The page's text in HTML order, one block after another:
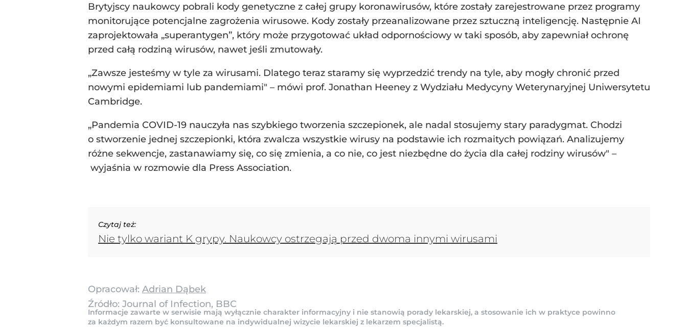
Brytyjscy naukowcy pobrali kody genetyczne z całej grupy koronawirusów, które zostały zarejestrowane przez programy
monitorujące potencjalne zagrożenia wirusowe. Kody zostały przeanalizowane przez sztuczną inteligencję. Następnie AI
zaprojektowała „superantygen”, który może przygotować układ odpornościowy w taki sposób, aby zapewniał ochronę
przed całą rodziną wirusów, nawet jeśli zmutowały.
„Zawsze jesteśmy w tyle za wirusami. Dlatego teraz staramy się wyprzedzić trendy na tyle, aby mogły chronić przed
nowymi epidemiami lub pandemiami" – mówi prof. Jonathan Heeney z Wydziału Medycyny Weterynaryjnej Uniwersytetu
Cambridge.
„Pandemia COVID-19 nauczyła nas szybkiego tworzenia szczepionek, ale nadal stosujemy stary paradygmat. Chodzi
o stworzenie jednej szczepionki, która zwalcza wszystkie wirusy na podstawie ich rozmaitych powiązań. Analizujemy
różne sekwencje, zastanawiamy się, co się zmienia, a co nie, co jest niezbędne do życia dla całej rodziny wirusów" –
wyjaśnia w rozmowie dla Press Association.
Czytaj też:
Nie tylko wariant K grypy. Naukowcy ostrzegają przed dwoma innymi wirusami
Opracował: Adrian Dąbek
Źródło: Journal of Infection, BBC
Informacje zawarte w serwisie mają wyłącznie charakter informacyjny i nie stanowią porady lekarskiej, a stosowanie ich w praktyce powinno
za każdym razem być konsultowane na indywidualnej wizycie lekarskiej z lekarzem specjalistą.